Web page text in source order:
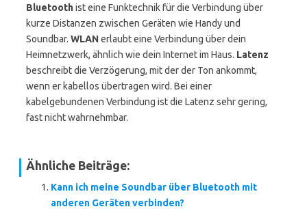
Bluetoothist eine Funktechnik für die Verbindung über
kurze Distanzen zwischen Geräten wie Handy und
Soundbar. WLANerlaubt eine Verbindung über dein
Heimnetzwerk, ähnlich wie dein Internet im Haus. Latenz
beschreibt die Verzögerung, mit der der Ton ankommt,
wenn er kabellos übertragen wird. Bei einer
kabelgebundenen Verbindung ist die Latenz sehr gering,
fast nicht wahrnehmbar.
Ähnliche Beiträge:
Kann ich meine Soundbar über Bluetooth mit
anderen Geräten verbinden?